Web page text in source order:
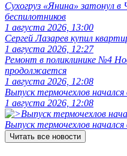
Сухогруз «Янина» затонул
беспилотников
1 августа 2026, 13:00
Сергей Лазарев купил
1 августа 2026, 12:27
Ремонт в поликлинике №4
продолжается
1 августа 2026, 12:08
Выпуск термочехлов начался
1 августа 2026, 12:08
Выпуск термочехлов начался
Читать все новости